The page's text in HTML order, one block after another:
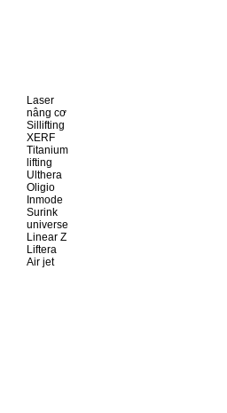
Laser
nâng cơ
Sillifting
XERF
Titanium
lifting
Ulthera
Oligio
Inmode
Surink
universe
Linear Z
Liftera
Air jet